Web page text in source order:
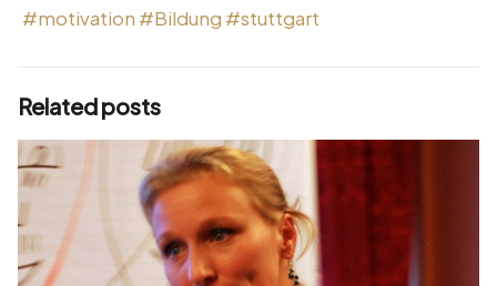
#motivation #Bildung #stuttgart
Related posts